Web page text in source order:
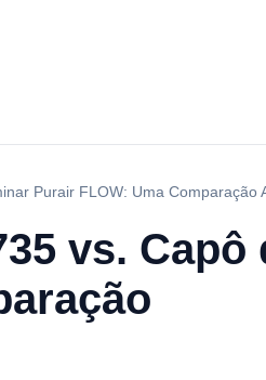
Purair FLOW: Uma Comparação
vs. Capô